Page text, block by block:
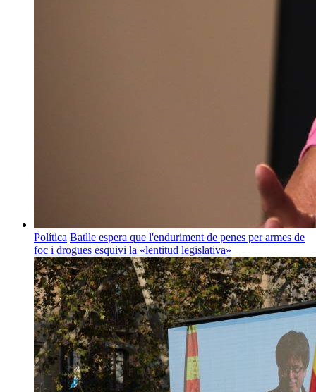
Política Batlle espera que l'enduriment de penes per armes de
foc i drogues esquivi la «lentitud legislativa»